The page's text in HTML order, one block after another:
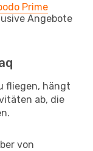
Prime
Angebote
fliegen, hängt
ab, die
von